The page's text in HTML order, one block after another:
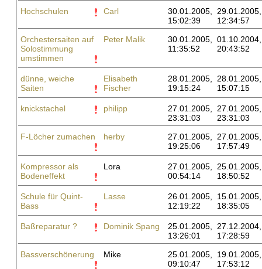
Hochschulen
Carl
30.01.2005,
15:02:39
29.01.2005,
12:34:57
Orchestersaiten auf
Solostimmung
umstimmen
Peter Malik
30.01.2005,
11:35:52
01.10.2004,
20:43:52
dünne, weiche
Saiten
Elisabeth
Fischer
28.01.2005,
19:15:24
28.01.2005,
15:07:15
knickstachel philipp
27.01.2005,
23:31:03
27.01.2005,
23:31:03
F-Löcher zumachen
herby
27.01.2005,
19:25:06
27.01.2005,
17:57:49
Kompressor als
Bodeneffekt
Lora
27.01.2005,
00:54:14
25.01.2005,
18:50:52
Schule für Quint-
Bass
Lasse
26.01.2005,
12:19:22
15.01.2005,
18:35:05
Baßreparatur ? Dominik Spang
25.01.2005,
13:26:01
27.12.2004,
17:28:59
Bassverschönerung
Mike
25.01.2005,
09:10:47
19.01.2005,
17:53:12